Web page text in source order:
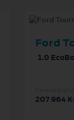
1.0
207 964